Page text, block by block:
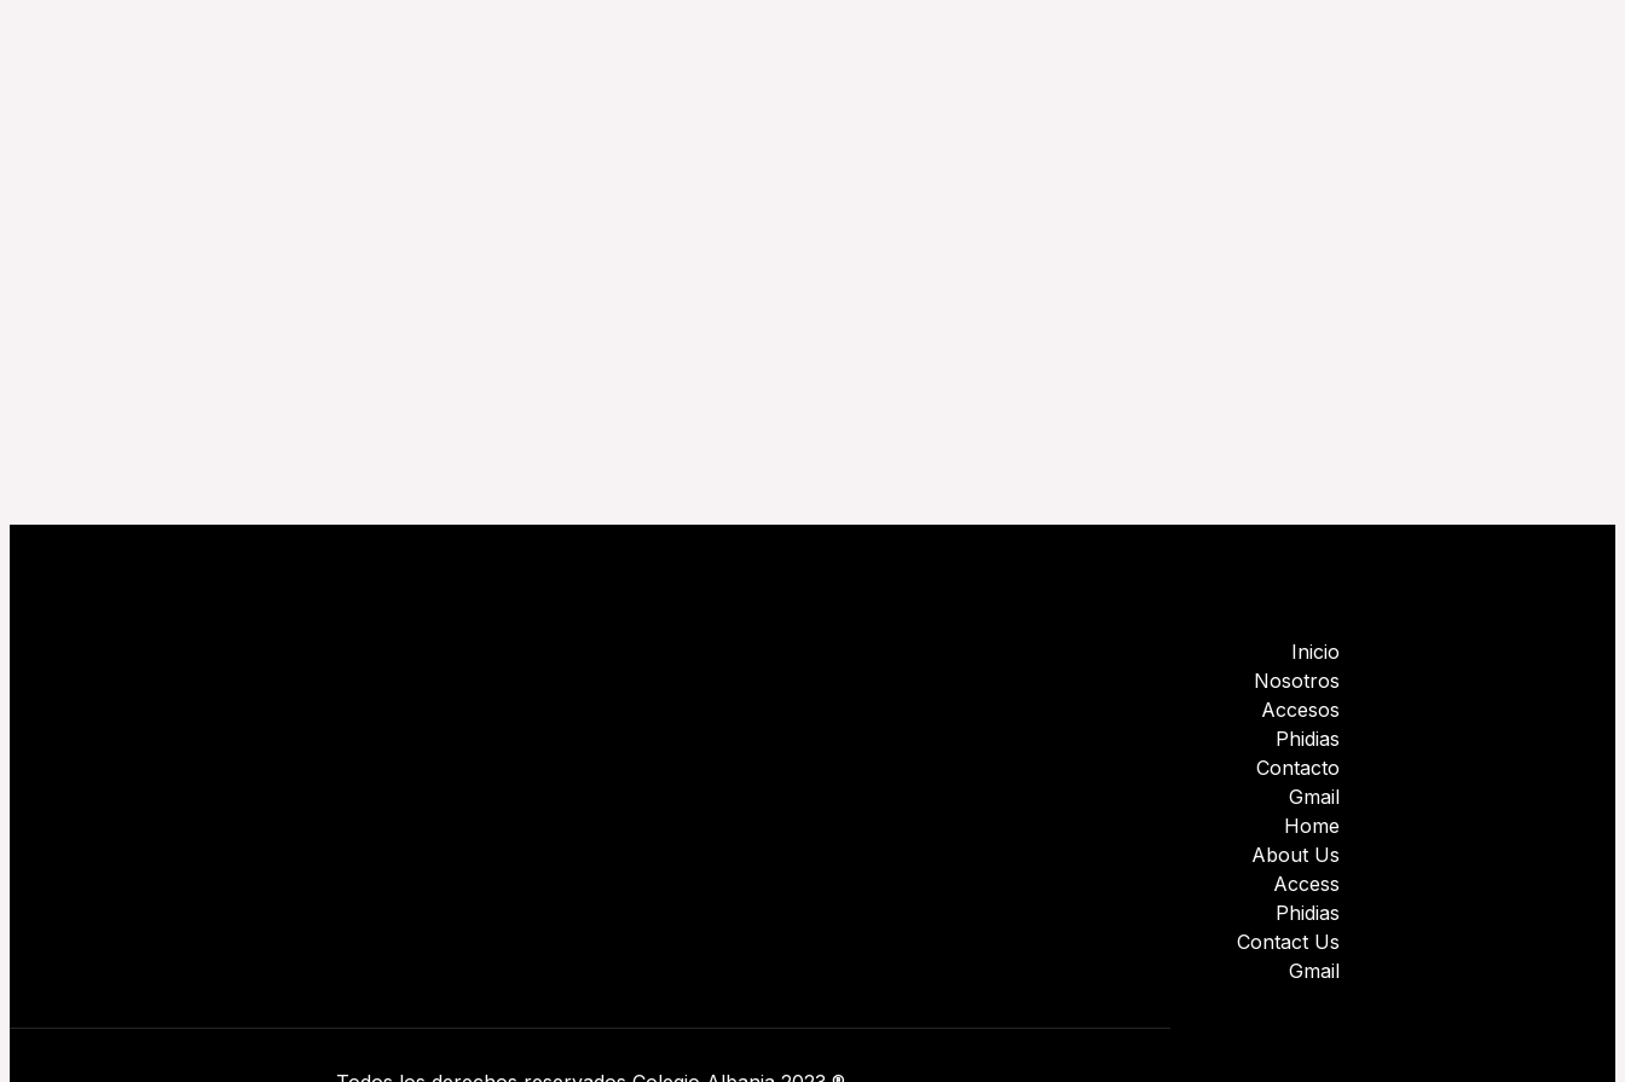
Inicio
Nosotros
Accesos
Phidias
Contacto
Gmail
Home
About Us
Access
Phidias
Contact Us
Gmail